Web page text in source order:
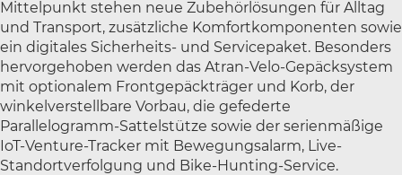
Mittelpunkt stehen neue Zubehörlösungen für Alltag
und Transport, zusätzliche Komfortkomponenten sowie
ein digitales Sicherheits- und Servicepaket. Besonders
hervorgehoben werden das Atran-Velo-Gepäcksystem
mit optionalem Frontgepäckträger und Korb, der
winkelverstellbare Vorbau, die gefederte
Parallelogramm-Sattelstütze sowie der serienmäßige
IoT-Venture-Tracker mit Bewegungsalarm, Live-
Standortverfolgung und Bike-Hunting-Service.